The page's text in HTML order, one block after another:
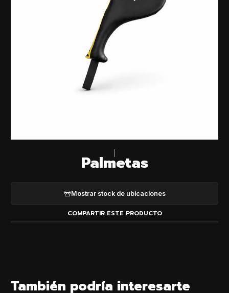
Palmetas
Mostrar stock de ubicaciones
COMPARTIR ESTE PRODUCTO
También podría interesarte